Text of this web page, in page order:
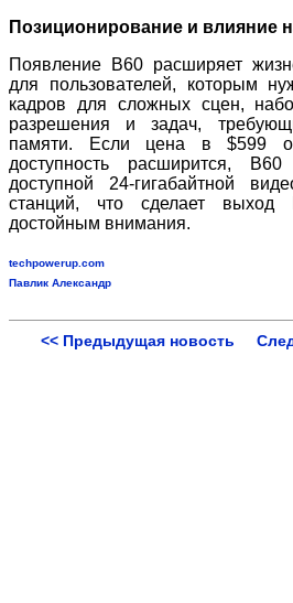
Позиционирование и влияние
Появление B60 расширяет
для пользователей, которым
кадров для сложных сцен,
разрешения и задач,
памяти. Если цена в $599
доступность расширится,
доступной 24-гигабайтной
станций, что сделает
достойным внимания.
techpowerup.com
Павлик Александр
<< Предыдущая новость